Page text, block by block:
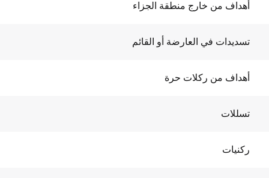
أهداف من خارج منطقة الجزاء
تسديدات في العارضة أو القائم
أهداف من ركلات حرة
تسللات
ركنيات